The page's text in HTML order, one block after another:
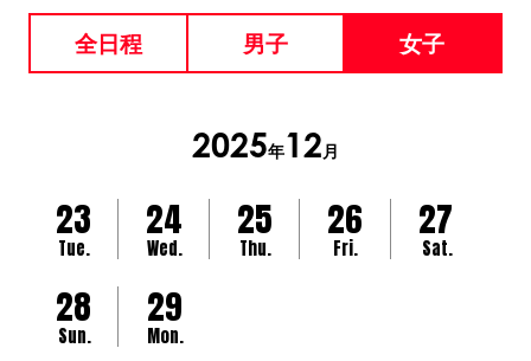
全日程 男子 女子
2025年12 月
23
Tue.
24
Wed.
25
Thu.
26
Fri.
27
Sat.
28
Sun.
29
Mon.